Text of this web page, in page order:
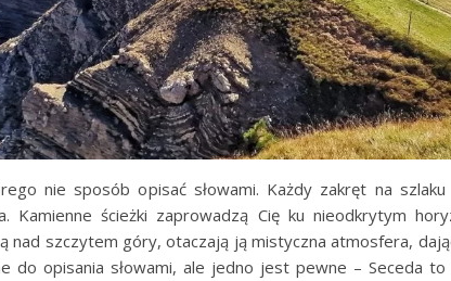
nie sposób opisać słowami. Każdy zakręt na
Kamienne ścieżki zaprowadzą Cię ku nieodkrytym
szczytem góry, otaczają ją mistyczna atmosfera,
do opisania słowami, ale jedno jest pewne – Seceda